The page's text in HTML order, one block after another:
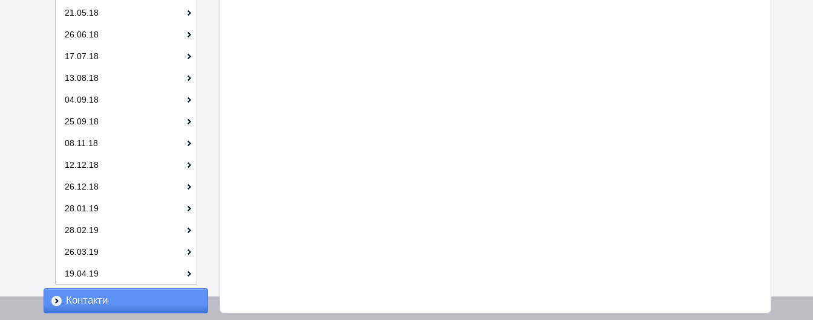
21.05.18
26.06.18
17.07.18
13.08.18
04.09.18
25.09.18
08.11.18
12.12.18
26.12.18
28.01.19
28.02.19
26.03.19
19.04.19
Контакти